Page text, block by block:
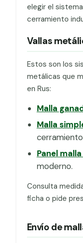
elegir el
cerramiento
Vallas
Estos son los
metálicas que
en Rus:
Malla
Malla
Panel malla
moderno.
Consulta
ficha o pide
Envío de